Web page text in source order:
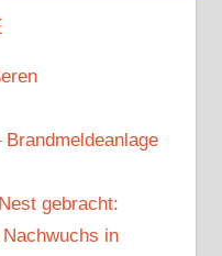
gebracht:
in